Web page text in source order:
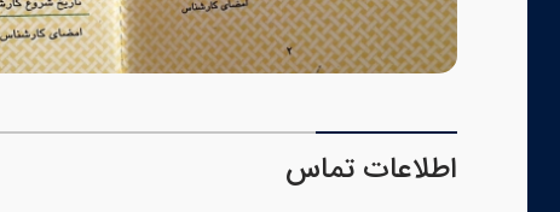
اطلاعات تماس